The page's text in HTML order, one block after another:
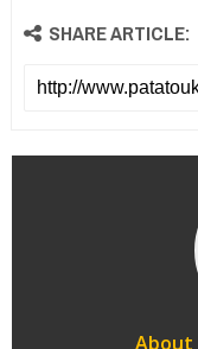
SHARE ARTICLE:
About